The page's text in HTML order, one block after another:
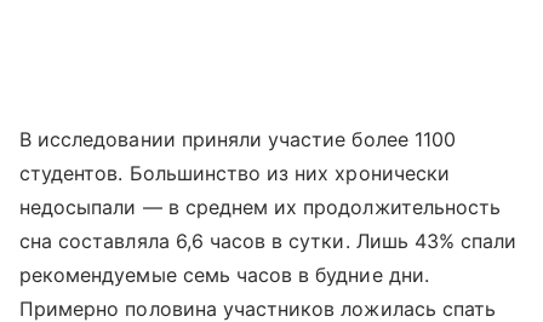
В исследовании приняли участие более 1100
студентов. Большинство из них хронически
недосыпали — в среднем их продолжительность
сна составляла 6,6 часов в сутки. Лишь 43% спали
рекомендуемые семь часов в будние дни.
Примерно половина участников ложилась спать